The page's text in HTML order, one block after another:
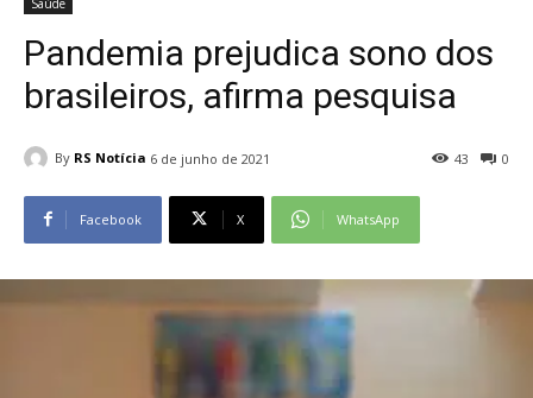
Pandemia prejudica sono dos
brasileiros, afirma pesquisa
By RS Notícia 6 de junho de 2021 0
43
Facebook X WhatsApp